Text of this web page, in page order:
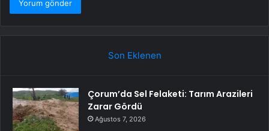
Son Eklenen
Çorum’da Sel Felaketi: Tarım Arazileri
Zarar Gördü
Ağustos 7, 2026